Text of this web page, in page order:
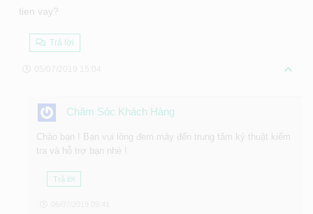
tien vay?
Trả lời
Chăm Sóc Khách Hàng
Chào bạn ! Bạn vui lòng đem máy đến trung tâm kỷ thuật kiểm
tra và hỗ trợ bạn nhé !
Trả lời